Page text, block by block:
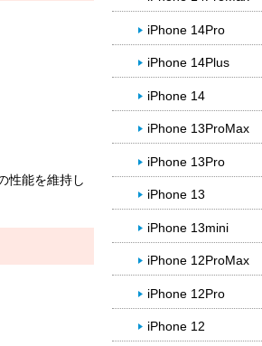
性能を維持し
iPhone 14Pro
iPhone 14Plus
iPhone 14
iPhone 13ProMax
iPhone 13Pro
iPhone 13
iPhone 13mini
iPhone 12ProMax
iPhone 12Pro
iPhone 12